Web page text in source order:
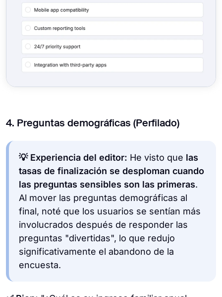
4. Preguntas demográficas (Perfilado)
💡 Experiencia del editor: He visto que las
tasas de finalización se desploman cuando
las preguntas sensibles son las primeras.
Al mover las preguntas demográficas al
final, noté que los usuarios se sentían más
involucrados después de responder las
preguntas "divertidas", lo que redujo
significativamente el abandono de la
encuesta.